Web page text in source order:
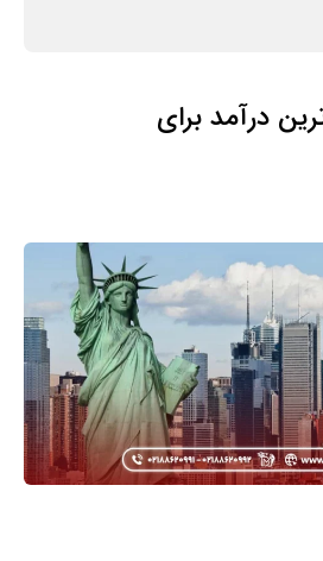
درآمد برای